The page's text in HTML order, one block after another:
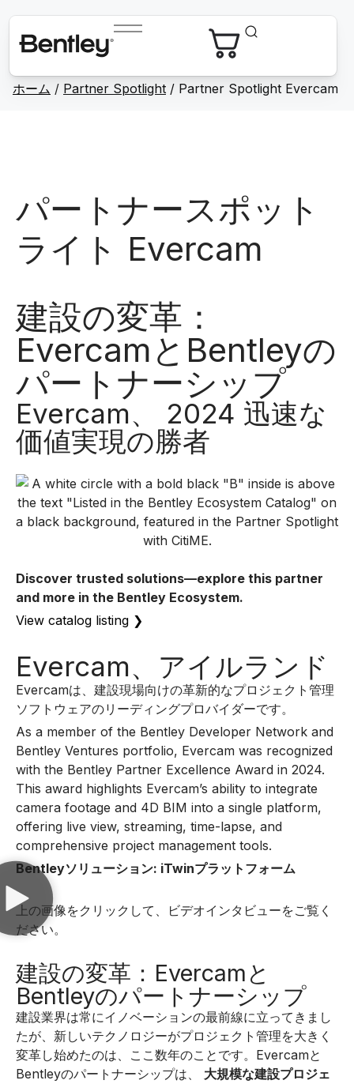
ホーム / Partner Spotlight / Partner Spotlight Evercam
パートナースポット
ライト Evercam
建設の変革：
EvercamとBentleyの
パートナーシップ
Evercam、 2024 迅速な
価値実現の勝者
Discover trusted solutions—explore this partner
and more in the Bentley Ecosystem.
View catalog listing ❯
Evercam、アイルランド
Evercamは、建設現場向けの革新的なプロジェクト管理
ソフトウェアのリーディングプロバイダーです。
As a member of the Bentley Developer Network and
Bentley Ventures portfolio, Evercam was recognized
with the Bentley Partner Excellence Award in 2024.
This award highlights Evercam’s ability to integrate
camera footage and 4D BIM into a single platform,
offering live view, streaming, time-lapse, and
comprehensive project management tools.
Bentleyソリューション: iTwinプラットフォーム
上の画像をクリックして、ビデオインタビューをご覧く
ださい。
建設の変革：Evercamと
Bentleyのパートナーシップ
建設業界は常にイノベーションの最前線に立ってきまし
たが、新しいテクノロジーがプロジェクト管理を大きく
変革し始めたのは、ここ数年のことです。Evercamと
Bentleyのパートナーシップは、 大規模な建設プロジェ